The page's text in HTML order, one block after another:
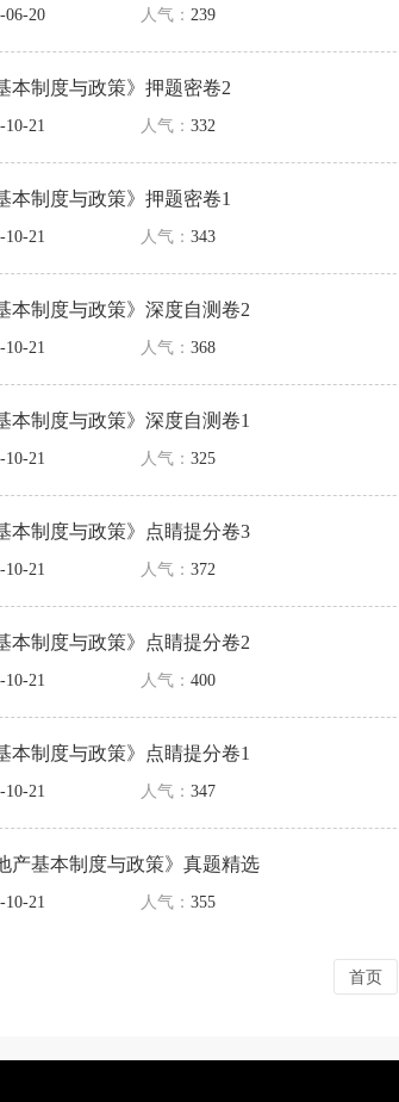
06-20 人气： 239
本制度与政策》押题密卷2
10-21 人气： 332
本制度与政策》押题密卷1
10-21 人气： 343
本制度与政策》深度自测卷2
10-21 人气： 368
本制度与政策》深度自测卷1
10-21 人气： 325
本制度与政策》点睛提分卷3
10-21 人气： 372
本制度与政策》点睛提分卷2
10-21 人气： 400
本制度与政策》点睛提分卷1
10-21 人气： 347
产基本制度与政策》真题精选
10-21 人气： 355
首页